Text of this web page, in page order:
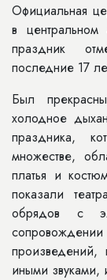
Официальная
в центральном
праздник
последние 17
Был
холодное
праздника,
множестве,
платья и
показали
обрядов с
сопровождении
иными звуками,